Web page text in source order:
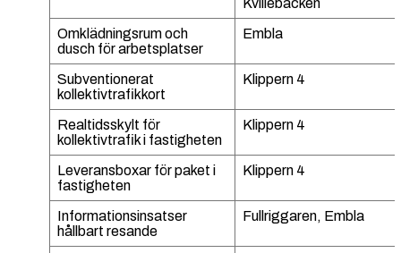
Kvillebäcken
Omklädningsrum och
dusch för arbetsplatser
Embla
Subventionerat
kollektivtrafikkort
Klippern 4
Realtidsskylt för
kollektivtrafik i fastigheten
Klippern 4
Leveransboxar för paket i
fastigheten
Klippern 4
Informationsinsatser
hållbart resande
Fullriggaren, Embla